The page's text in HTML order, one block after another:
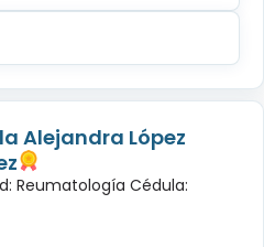
Alejandra López
Reumatología Cédula: